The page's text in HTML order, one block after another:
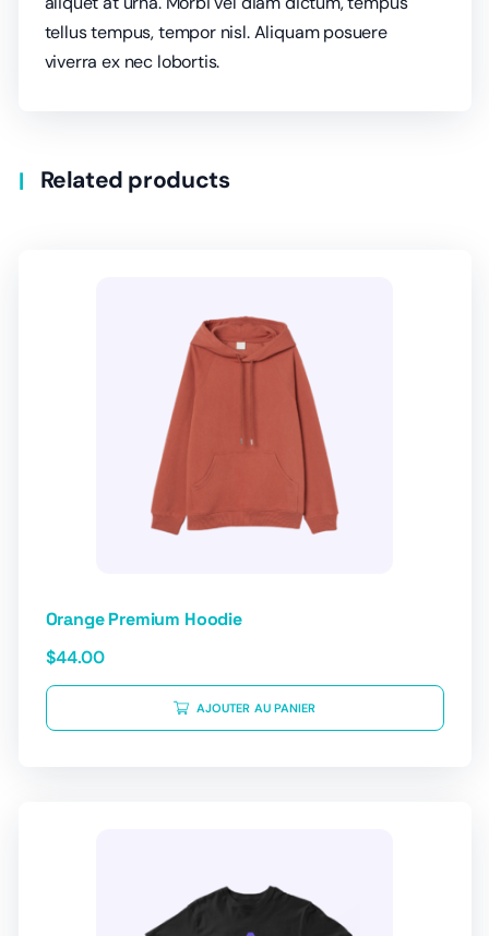
tellus tempus, tempor nisl. Aliquam posuere
viverra ex nec lobortis.
Related products
Orange Premium Hoodie
$44.00
AJOUTER AU PANIER